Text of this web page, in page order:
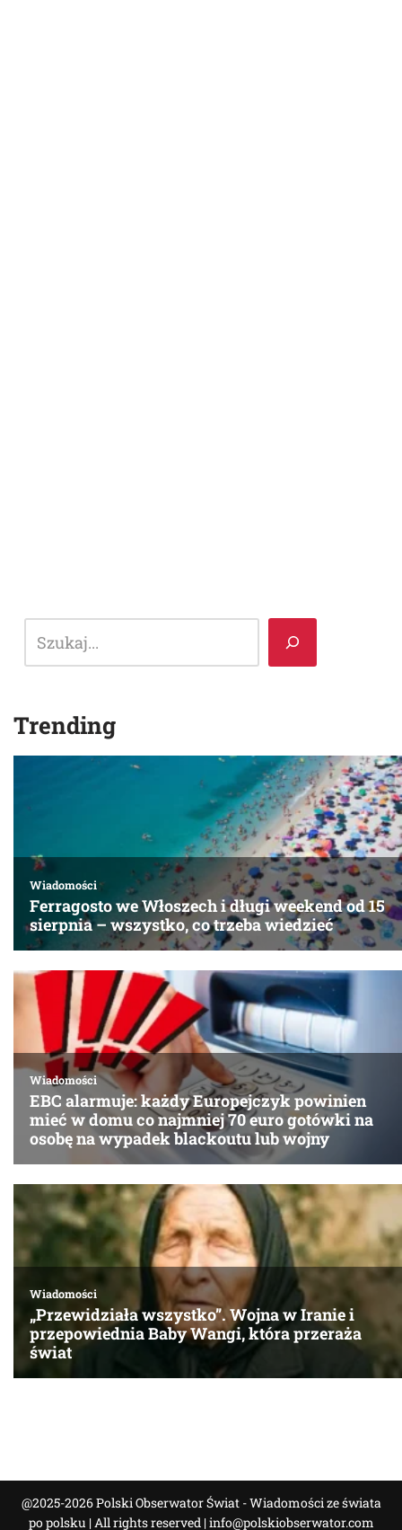
Trending
@2025-2026 Polski Obserwator Świat - Wiadomości ze świata
po polsku | All rights reserved | info@polskiobserwator.com